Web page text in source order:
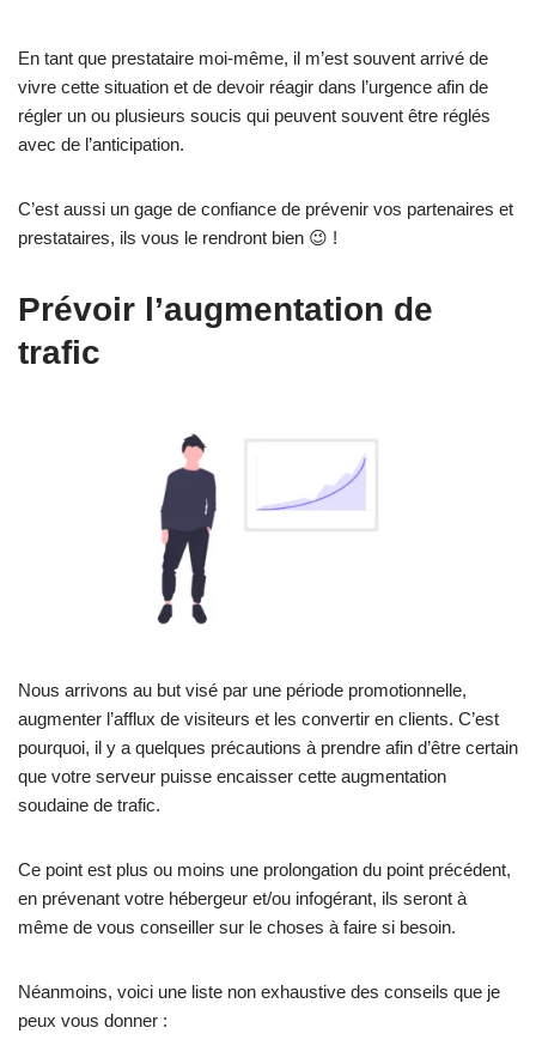
En tant que prestataire moi-même, il m’est souvent arrivé de
vivre cette situation et de devoir réagir dans l’urgence afin de
régler un ou plusieurs soucis qui peuvent souvent être réglés
avec de l’anticipation.
C’est aussi un gage de confiance de prévenir vos partenaires et
prestataires, ils vous le rendront bien 😉 !
Prévoir l’augmentation de
trafic
Nous arrivons au but visé par une période promotionnelle,
augmenter l’afflux de visiteurs et les convertir en clients. C’est
pourquoi, il y a quelques précautions à prendre afin d’être certain
que votre serveur puisse encaisser cette augmentation
soudaine de trafic.
Ce point est plus ou moins une prolongation du point précédent,
en prévenant votre hébergeur et/ou infogérant, ils seront à
même de vous conseiller sur le choses à faire si besoin.
Néanmoins, voici une liste non exhaustive des conseils que je
peux vous donner :